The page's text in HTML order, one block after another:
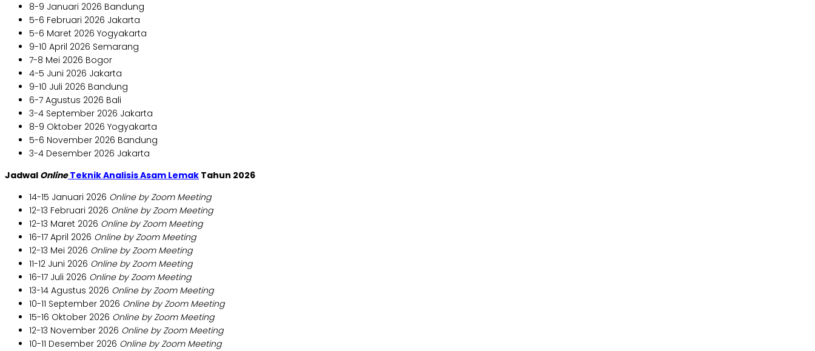
8-9 Januari 2026 Bandung
5-6 Februari 2026 Jakarta
5-6 Maret 2026 Yogyakarta
9-10 April 2026 Semarang
7-8 Mei 2026 Bogor
4-5 Juni 2026 Jakarta
9-10 Juli 2026 Bandung
6-7 Agustus 2026 Bali
3-4 September 2026 Jakarta
8-9 Oktober 2026 Yogyakarta
5-6 November 2026 Bandung
3-4 Desember 2026 Jakarta
Jadwal OnlineTeknik Analisis Asam Lemak Tahun 2026
14-15 Januari 2026 Online by Zoom Meeting
12-13 Februari 2026 Online by Zoom Meeting
12-13 Maret 2026 Online by Zoom Meeting
16-17 April 2026 Online by Zoom Meeting
12-13 Mei 2026 Online by Zoom Meeting
11-12 Juni 2026 Online by Zoom Meeting
16-17 Juli 2026 Online by Zoom Meeting
13-14 Agustus 2026 Online by Zoom Meeting
10-11 September 2026 Online by Zoom Meeting
15-16 Oktober 2026 Online by Zoom Meeting
12-13 November 2026 Online by Zoom Meeting
10-11 Desember 2026 Online by Zoom Meeting